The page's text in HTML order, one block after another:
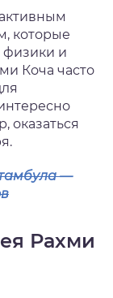
которые
физики и
Коча часто
оказаться
—
Рахми